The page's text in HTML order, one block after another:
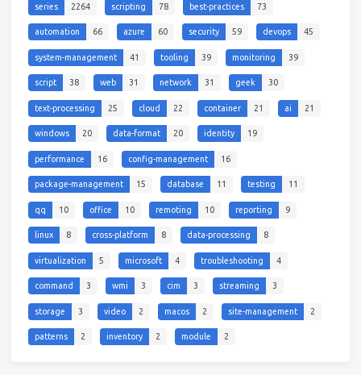
series 2264 scripting 78 best-practices 73
automation 66 azure 60 security 59 devops 45
system-management 41 tooling 39 monitoring 39
script 38 web 31 network 31 geek 30
text-processing 25 cloud 22 container 21 ai 21
windows 20 data-format 20 identity 19
performance 16 config-management 16
package-management 15 database 11 testing 11
qq 10 office 10 remoting 10 reporting 9
linux 8 cross-platform 8 data-processing 8
virtualization 5 microsoft 4 troubleshooting 4
command 3 wmi 3 cim 3 streaming 3
storage 3 video 2 macos 2 site-management 2
patterns 2 inventory 2 module 2